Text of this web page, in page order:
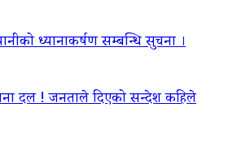
ध्यानाकर्षण सम्बन्धि सुचना ।
दल ! जनताले दिएको सन्देश कहिले